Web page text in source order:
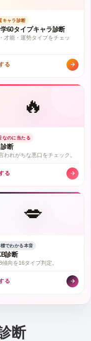
キャラ診断
60タイプキャラ診断
才能・運勢タイプをチェッ
る
🔥
なのに当たる
断
われがちな悪口をチェック。
る
💋
でわかる本音
診断
傾向を16タイプ判定。
る
断